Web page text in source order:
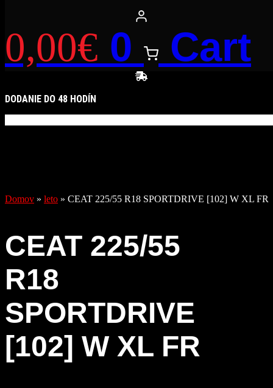
0,00€ 0 Cart
DODANIE DO 48 HODÍN
Domov » leto » CEAT 225/55 R18 SPORTDRIVE [102] W XL FR
CEAT 225/55
R18
SPORTDRIVE
[102] W XL FR